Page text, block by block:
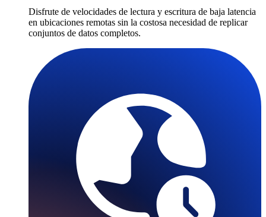
Disfrute de velocidades de lectura y escritura de baja latencia
en ubicaciones remotas sin la costosa necesidad de replicar
conjuntos de datos completos.